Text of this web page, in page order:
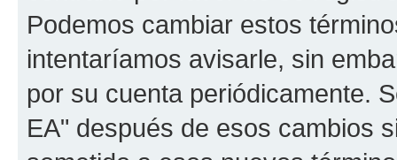
Podemos cambiar estos
intentaríamos avisarle, sin
por su cuenta periódicamente.
EA" después de esos cambios